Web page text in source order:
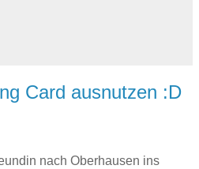
Card ausnutzen :D
nach Oberhausen ins